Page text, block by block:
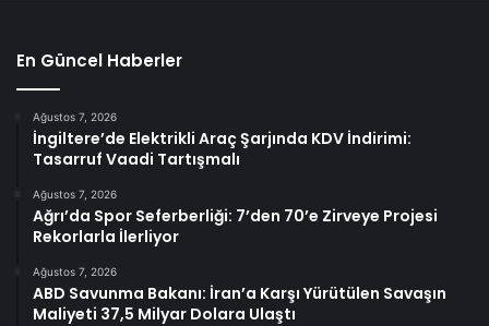
En Güncel Haberler
Ağustos 7, 2026
İngiltere’de Elektrikli Araç Şarjında KDV İndirimi:
Tasarruf Vaadi Tartışmalı
Ağustos 7, 2026
Ağrı’da Spor Seferberliği: 7’den 70’e Zirveye Projesi
Rekorlarla İlerliyor
Ağustos 7, 2026
ABD Savunma Bakanı: İran’a Karşı Yürütülen Savaşın
Maliyeti 37,5 Milyar Dolara Ulaştı